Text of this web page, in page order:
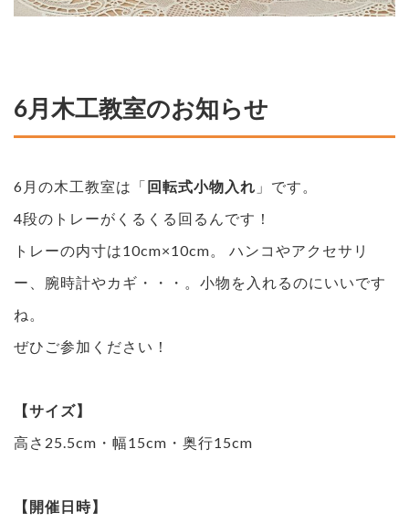
6月木工教室のお知らせ
6月の木工教室は「 回転式小物入れ 」です。
4段のトレーがくるくる回るんです！
トレーの内寸は10cm×10cm。 ハンコやアクセサリ
ー、腕時計やカギ・・・。小物を入れるのにいいです
ね。
ぜひご参加ください！
【サイズ】
高さ25.5cm・幅15cm・奥行15cm
【開催日時】